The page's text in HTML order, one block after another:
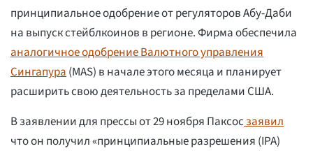
принципиальное одобрение от регуляторов Абу-Даби
на выпуск стейблкоинов в регионе. Фирма обеспечила
аналогичное одобрение Валютного управления
Сингапура(MAS) в начале этого месяца и планирует
расширить свою деятельность за пределами США.
В заявлении для прессы от 29 ноября Паксосзаявил
что он получил «принципиальные разрешения (IPA)